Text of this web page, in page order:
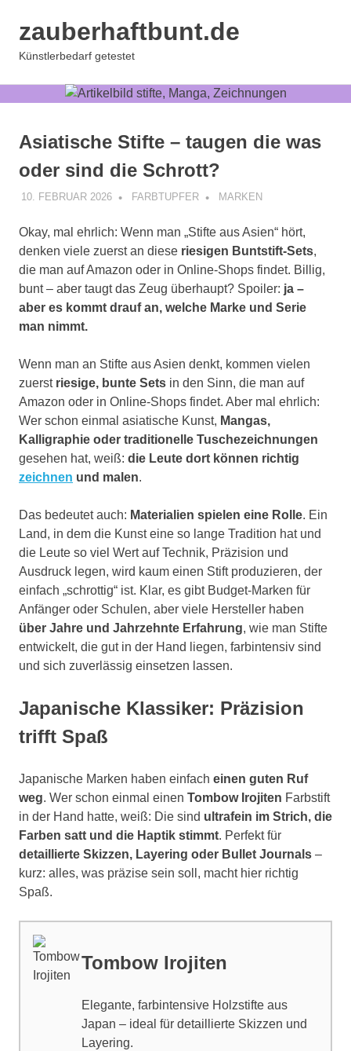
Inhaltzauberhaftbunt.de
Künstlerbedarf getestet
Asiatische Stifte – taugen die was
oder sind die Schrott?
10. FEBRUAR 2026 FARBTUPFER MARKEN
Okay, mal ehrlich: Wenn man „Stifte aus Asien“ hört,
denken viele zuerst an diese riesigen Buntstift-Sets,
die man auf Amazon oder in Online-Shops findet. Billig,
bunt – aber taugt das Zeug überhaupt? Spoiler: ja –
aber es kommt drauf an, welche Marke und Serie
man nimmt.
Wenn man an Stifte aus Asien denkt, kommen vielen
zuerst riesige, bunte Sets in den Sinn, die man auf
Amazon oder in Online-Shops findet. Aber mal ehrlich:
Wer schon einmal asiatische Kunst, Mangas,
Kalligraphie oder traditionelle Tuschezeichnungen
gesehen hat, weiß: die Leute dort können richtig
zeichnen und malen.
Das bedeutet auch: Materialien spielen eine Rolle. Ein
Land, in dem die Kunst eine so lange Tradition hat und
die Leute so viel Wert auf Technik, Präzision und
Ausdruck legen, wird kaum einen Stift produzieren, der
einfach „schrottig“ ist. Klar, es gibt Budget-Marken für
Anfänger oder Schulen, aber viele Hersteller haben
über Jahre und Jahrzehnte Erfahrung, wie man Stifte
entwickelt, die gut in der Hand liegen, farbintensiv sind
und sich zuverlässig einsetzen lassen.
Japanische Klassiker: Präzision
trifft Spaß
Japanische Marken haben einfach einen guten Ruf
weg. Wer schon einmal einen Tombow Irojiten Farbstift
in der Hand hatte, weiß: Die sind ultrafein im Strich, die
Farben satt und die Haptik stimmt. Perfekt für
detaillierte Skizzen, Layering oder Bullet Journals –
kurz: alles, was präzise sein soll, macht hier richtig
Spaß.
Tombow Irojiten
Elegante, farbintensive Holzstifte aus
Japan – ideal für detaillierte Skizzen und
Layering.